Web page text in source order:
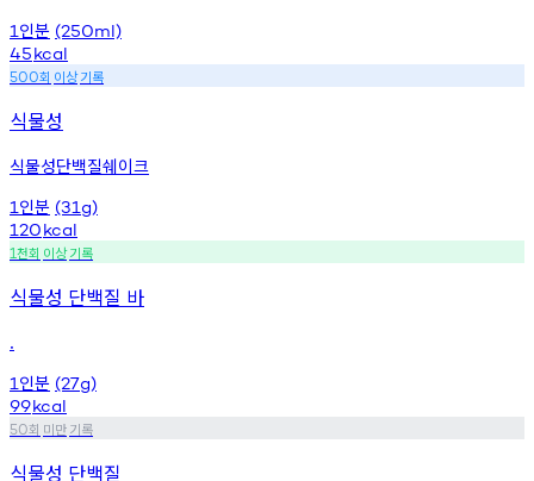
1 인분 (250ml)
45kcal
500회 이상기록
식물성
식물성단백질쉐이크
1 인분 (31g)
120kcal
1천회 이상기록
식물성 단백질 바
.
1 인분 (27g)
99kcal
50회 미만기록
식물성 단백질